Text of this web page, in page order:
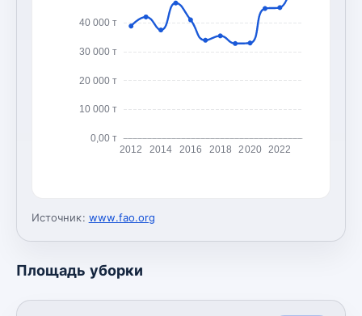
0,00 т
10 000 т
20 000 т
30 000 т
40 000 т
2012 2014 2016 2018 2020 2022
Источник: www.fao.org
Площадь уборки